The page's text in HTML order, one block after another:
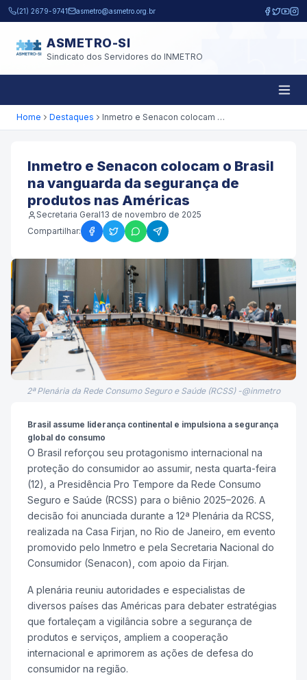
Pular para o conteúdo principal
(21) 2679-9741 asmetro@asmetro.org.br
ASMETRO-SI
Sindicato dos Servidores do INMETRO
Home Destaques Inmetro e Senacon colocam o Brasil na vanguarda da segurança de produtos nas Américas
Inmetro e Senacon colocam o Brasil
na vanguarda da segurança de
produtos nas Américas
Secretaria Geral13 de novembro de 2025
Compartilhar:
2ª Plenária da Rede Consumo Seguro e Saúde (RCSS) -@inmetro
Brasil assume liderança continental e impulsiona a segurança
global do consumo
O Brasil reforçou seu protagonismo internacional na
proteção do consumidor ao assumir, nesta quarta-feira
(12), a Presidência Pro Tempore da Rede Consumo
Seguro e Saúde (RCSS) para o biênio 2025–2026. A
decisão foi anunciada durante a 12ª Plenária da RCSS,
realizada na Casa Firjan, no Rio de Janeiro, em evento
promovido pelo Inmetro e pela Secretaria Nacional do
Consumidor (Senacon), com apoio da Firjan.
A plenária reuniu autoridades e especialistas de
diversos países das Américas para debater estratégias
que fortaleçam a vigilância sobre a segurança de
produtos e serviços, ampliem a cooperação
internacional e aprimorem as ações de defesa do
consumidor na região.